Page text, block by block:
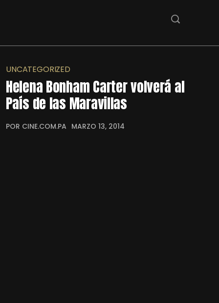
UNCATEGORIZED
Helena Bonham Carter volverá al
País de las Maravillas
POR CINE.COM.PA MARZO 13, 2014